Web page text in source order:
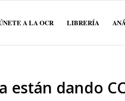
A LA OCR LIBRERÍA
están dando